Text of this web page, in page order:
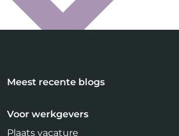
Meest recente blogs
Voor werkgevers
Plaats vacature